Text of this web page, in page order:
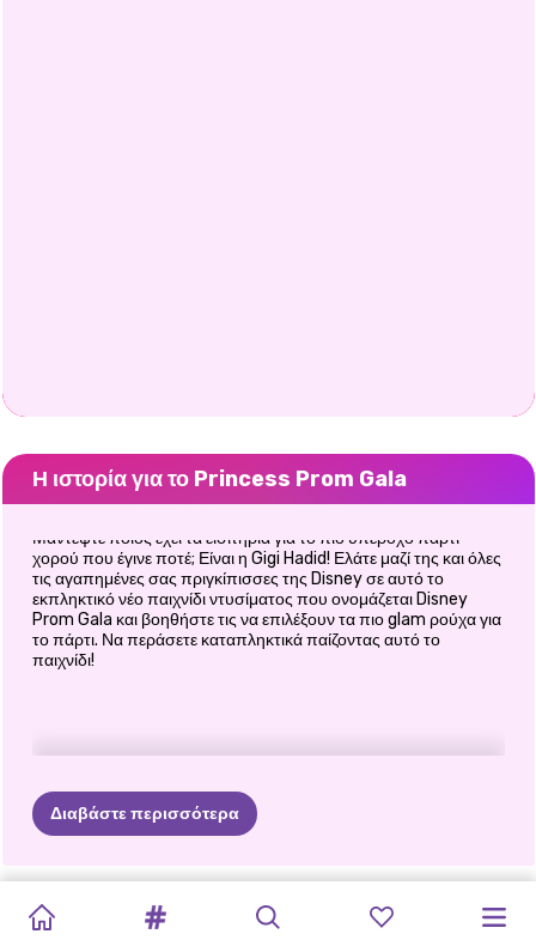
Η ιστορία για το Princess Prom Gala
Μαντέψτε ποιος έχει τα εισιτήρια για το πιο υπέροχο πάρτι
χορού που έγινε ποτέ; Είναι η Gigi Hadid! Ελάτε μαζί της και όλες
τις αγαπημένες σας πριγκίπισσες της Disney σε αυτό το
εκπληκτικό νέο παιχνίδι ντυσίματος που ονομάζεται Disney
Prom Gala και βοηθήστε τις να επιλέξουν τα πιο glam ρούχα για
το πάρτι. Να περάσετε καταπληκτικά παίζοντας αυτό το
παιχνίδι!
Διαβάστε περισσότερα
GALS
SUPERMODELS
DRESS
UP
BILLIE
BLONDE
KARDASHIANS
ΓΙΑ
ΚΑΡΝΤΆΣΙΑΝΣ
ΑΠΌΚΟΣΜΟ
ΑΝΤΙΠΑΛΌΤΗΤΑ
ΕΦΗΒΙΚΏΝ
ΔΙΑΣΗΜΌΤΗΤΕΣ
BFFS
ΛΑΜΠΕΡΌΣ
ΔΙΑΣΗΜΌΤΗΤΕΣ